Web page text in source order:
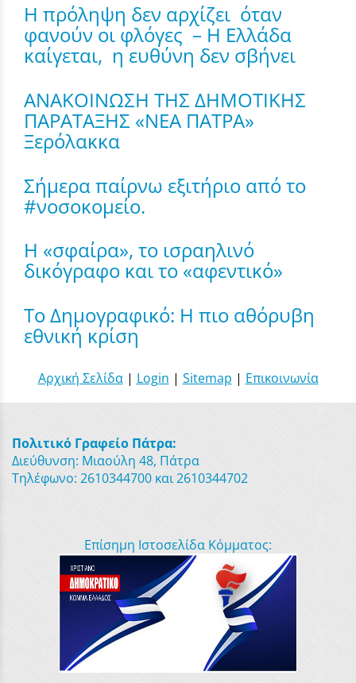
Η πρόληψη δεν αρχίζει όταν
φανούν οι φλόγες – Η Ελλάδα
καίγεται, η ευθύνη δεν σβήνει
ΑΝΑΚΟΙΝΩΣΗ ΤΗΣ ΔΗΜΟΤΙΚΗΣ
ΠΑΡΑΤΑΞΗΣ «ΝΕΑ ΠΑΤΡΑ»
Ξερόλακκα
Σήμερα παίρνω εξιτήριο από το
#νοσοκομείο.
Η «σφαίρα», το ισραηλινό
δικόγραφο και το «αφεντικό»
Το Δημογραφικό: Η πιο αθόρυβη
εθνική κρίση
Αρχική Σελίδα| Login | Sitemap | Επικοινωνία
Πολιτικό Γραφείο Πάτρα:
Διεύθυνση: Μιαούλη 48, Πάτρα
Τηλέφωνο: 2610344700 και 2610344702
Επίσημη Ιστοσελίδα Κόμματος: